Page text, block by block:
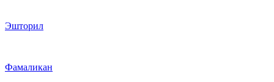
Эшторил
Фамаликан